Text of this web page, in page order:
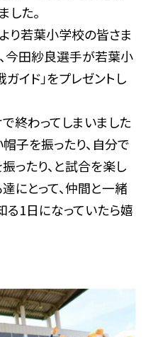
た。
り若葉小学校の皆さま
今田紗良選手が若葉小
イド」をプレゼントし
終わってしまいました
子を振ったり、自分で
ったり、と試合を楽し
にとって、仲間と一緒
る1日になっていたら嬉